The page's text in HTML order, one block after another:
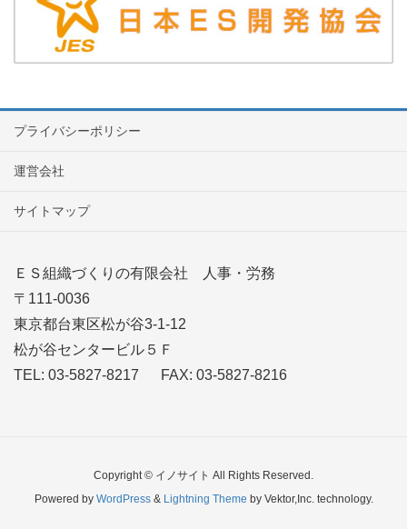
プライバシーポリシー
運営会社
サイトマップ
ＥＳ組織づくりの有限会社 人事・労務
〒111-0036
東京都台東区松が谷3-1-12
松が谷センタービル５Ｆ
TEL: 03-5827-8217 FAX: 03-5827-8216
Copyright © イノサイト All Rights Reserved.
Powered by WordPress& Lightning Theme by Vektor,Inc. technology.